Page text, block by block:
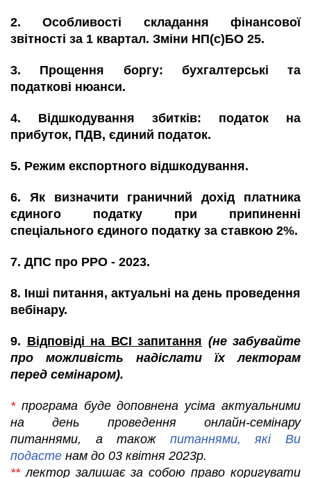
2. Особливості складання фінансової
звітності за 1 квартал. Зміни НП(с)БО 25.
3. Прощення боргу: бухгалтерські та
податкові нюанси.
4. Відшкодування збитків: податок на
прибуток, ПДВ, єдиний податок.
5. Режим експортного відшкодування.
6. Як визначити граничний дохід платника
єдиного податку при припиненні
спеціального єдиного податку за ставкою 2%.
7. ДПС про РРО - 2023.
8. Інші питання, актуальні на день проведення
вебінару.
9. Відповіді на ВСІ запитання (не забувайте
про можливість надіслати їх лекторам
перед семінаром).
*програма буде доповнена усіма актуальними
на день проведення онлайн-семінару
питаннями, а також питаннями, які Ви
подасте нам до 03 квітня 2023р.
**лектор залишає за собою право коригувати